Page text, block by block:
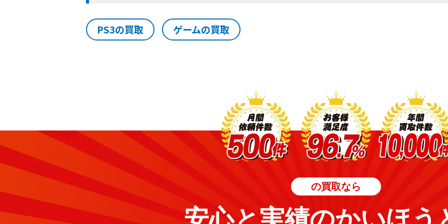
PS3の買取 ゲームの買取
の買取なら